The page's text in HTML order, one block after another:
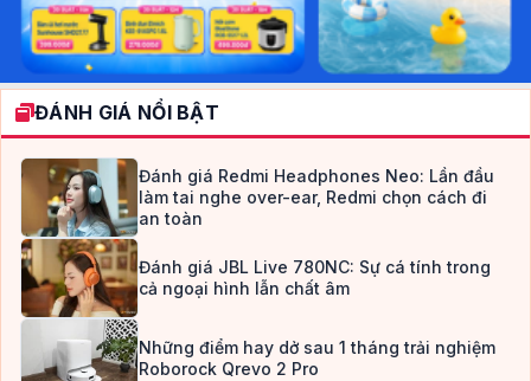
ĐÁNH GIÁ NỔI BẬT
Đánh giá Redmi Headphones Neo: Lần đầu
làm tai nghe over-ear, Redmi chọn cách đi
an toàn
Đánh giá JBL Live 780NC: Sự cá tính trong
cả ngoại hình lẫn chất âm
Những điểm hay dở sau 1 tháng trải nghiệm
Roborock Qrevo 2 Pro